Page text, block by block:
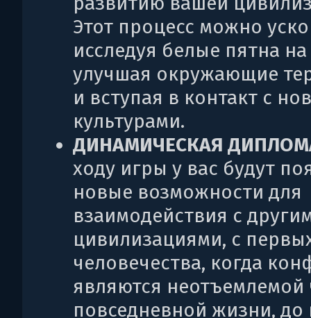
Этот процесс можно
исследуя белые пятна на
улучшая окружающие
и вступая в контакт с
культурами.
ДИНАМИЧЕСКАЯ
ходу игры у вас будут
новые возможности для
взаимодействия с
цивилизациями, с
человечества, когда
являются неотъемлемой
повседневной жизни,